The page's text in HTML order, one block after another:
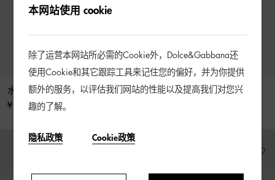
水钻十字架长耳环
¥ 6,900
水钻十字架圈状耳环
本网站使用 cookie
除了运营本网站所必需的Cookie外，Dolce&Gabbana还
使用Cookie和其它跟踪工具来记住您的偏好，并为你提供
额外的服务，以评估我们网站的性能以及提高我们对您兴
趣的了解。
隐私政策 Cookie政策